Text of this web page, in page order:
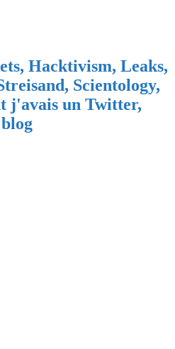
Hacktivism, Leaks,
Scientology,
j'avais un Twitter,